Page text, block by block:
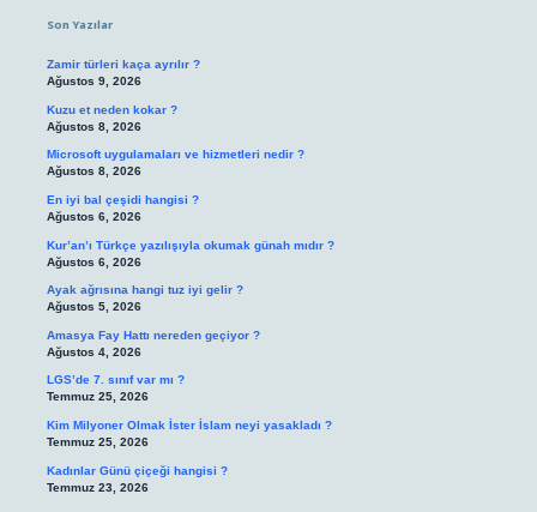
Son Yazılar
Zamir türleri kaça ayrılır ?
Ağustos 9, 2026
Kuzu et neden kokar ?
Ağustos 8, 2026
Microsoft uygulamaları ve hizmetleri nedir ?
Ağustos 8, 2026
En iyi bal çeşidi hangisi ?
Ağustos 6, 2026
Kur’an’ı Türkçe yazılışıyla okumak günah mıdır ?
Ağustos 6, 2026
Ayak ağrısına hangi tuz iyi gelir ?
Ağustos 5, 2026
Amasya Fay Hattı nereden geçiyor ?
Ağustos 4, 2026
LGS’de 7. sınıf var mı ?
Temmuz 25, 2026
Kim Milyoner Olmak İster İslam neyi yasakladı ?
Temmuz 25, 2026
Kadınlar Günü çiçeği hangisi ?
Temmuz 23, 2026